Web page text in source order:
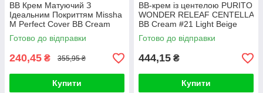
ВВ Крем Матуючий З
Ідеальним Покриттям Missha
M Perfect Cover BB Cream
SPF42 PA+++ (50ml, 27
відтінок - медовий беж)
Готово до відправки
240,45 ₴ 355,95 ₴
Купити
BB-крем із центелою PURITO
WONDER RELEAF CENTELLA
BB Cream #21 Light Beige
30ml
Готово до відправки
444,15 ₴
Купити